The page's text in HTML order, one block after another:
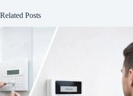
Related Posts